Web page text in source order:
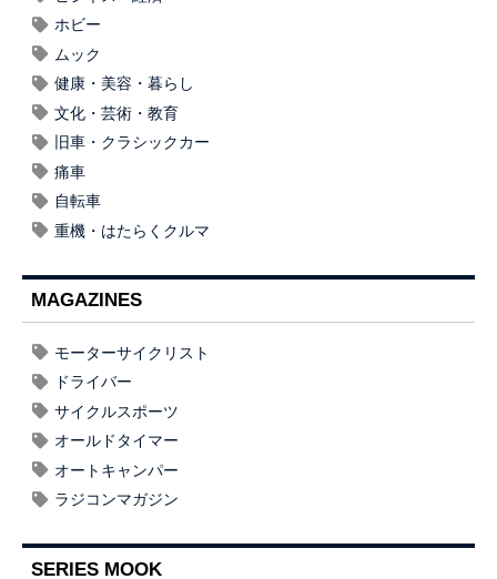
ホビー
ムック
健康・美容・暮らし
文化・芸術・教育
旧車・クラシックカー
痛車
自転車
重機・はたらくクルマ
MAGAZINES
モーターサイクリスト
ドライバー
サイクルスポーツ
オールドタイマー
オートキャンパー
ラジコンマガジン
SERIES MOOK